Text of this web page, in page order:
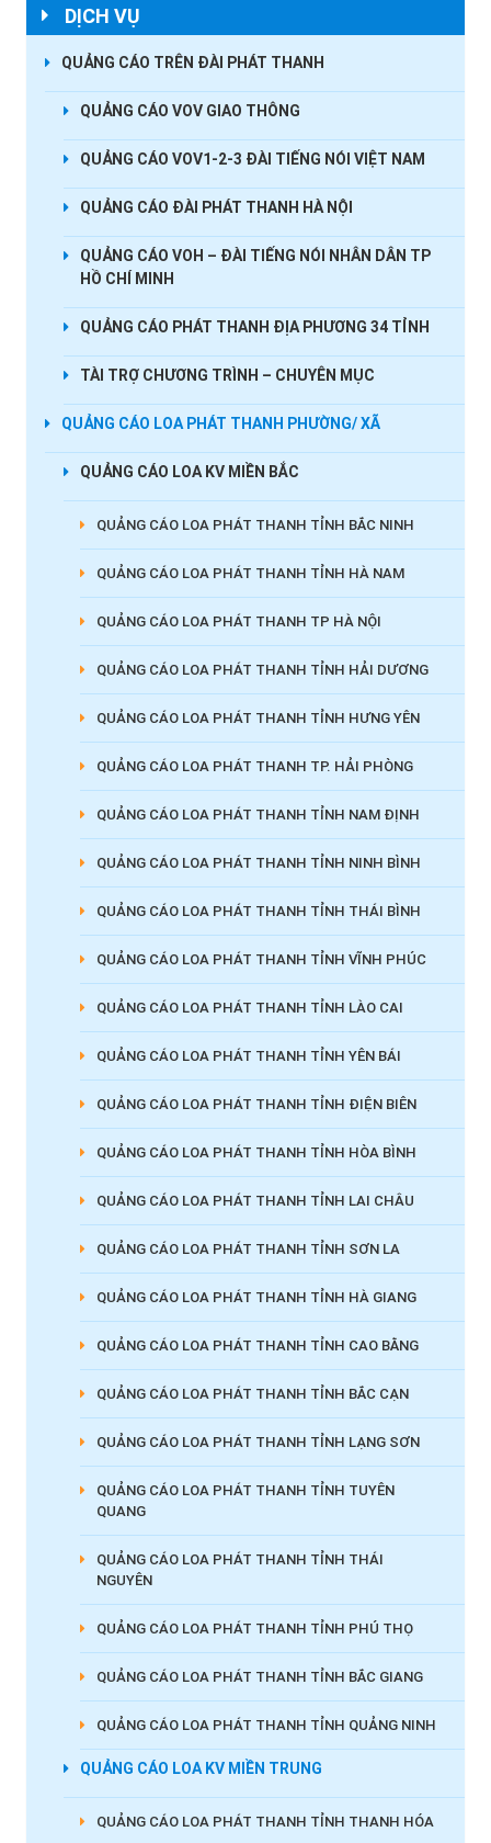
DỊCH VỤ
QUẢNG CÁO TRÊN ĐÀI PHÁT THANH
QUẢNG CÁO VOV GIAO THÔNG
QUẢNG CÁO VOV1-2-3 ĐÀI TIẾNG NÓI VIỆT NAM
QUẢNG CÁO ĐÀI PHÁT THANH HÀ NỘI
QUẢNG CÁO VOH – ĐÀI TIẾNG NÓI NHÂN DÂN TP
HỒ CHÍ MINH
QUẢNG CÁO PHÁT THANH ĐỊA PHƯƠNG 34 TỈNH
TÀI TRỢ CHƯƠNG TRÌNH – CHUYÊN MỤC
QUẢNG CÁO LOA PHÁT THANH PHƯỜNG/ XÃ
QUẢNG CÁO LOA KV MIỀN BẮC
QUẢNG CÁO LOA PHÁT THANH TỈNH BẮC NINH
QUẢNG CÁO LOA PHÁT THANH TỈNH HÀ NAM
QUẢNG CÁO LOA PHÁT THANH TP HÀ NỘI
QUẢNG CÁO LOA PHÁT THANH TỈNH HẢI DƯƠNG
QUẢNG CÁO LOA PHÁT THANH TỈNH HƯNG YÊN
QUẢNG CÁO LOA PHÁT THANH TP. HẢI PHÒNG
QUẢNG CÁO LOA PHÁT THANH TỈNH NAM ĐỊNH
QUẢNG CÁO LOA PHÁT THANH TỈNH NINH BÌNH
QUẢNG CÁO LOA PHÁT THANH TỈNH THÁI BÌNH
QUẢNG CÁO LOA PHÁT THANH TỈNH VĨNH PHÚC
QUẢNG CÁO LOA PHÁT THANH TỈNH LÀO CAI
QUẢNG CÁO LOA PHÁT THANH TỈNH YÊN BÁI
QUẢNG CÁO LOA PHÁT THANH TỈNH ĐIỆN BIÊN
QUẢNG CÁO LOA PHÁT THANH TỈNH HÒA BÌNH
QUẢNG CÁO LOA PHÁT THANH TỈNH LAI CHÂU
QUẢNG CÁO LOA PHÁT THANH TỈNH SƠN LA
QUẢNG CÁO LOA PHÁT THANH TỈNH HÀ GIANG
QUẢNG CÁO LOA PHÁT THANH TỈNH CAO BẰNG
QUẢNG CÁO LOA PHÁT THANH TỈNH BẮC CẠN
QUẢNG CÁO LOA PHÁT THANH TỈNH LẠNG SƠN
QUẢNG CÁO LOA PHÁT THANH TỈNH TUYÊN
QUANG
QUẢNG CÁO LOA PHÁT THANH TỈNH THÁI
NGUYÊN
QUẢNG CÁO LOA PHÁT THANH TỈNH PHÚ THỌ
QUẢNG CÁO LOA PHÁT THANH TỈNH BẮC GIANG
QUẢNG CÁO LOA PHÁT THANH TỈNH QUẢNG NINH
QUẢNG CÁO LOA KV MIỀN TRUNG
QUẢNG CÁO LOA PHÁT THANH TỈNH THANH HÓA